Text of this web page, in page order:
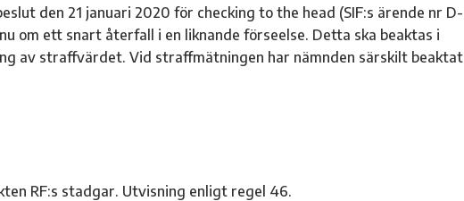
den 21 januari 2020 för checking to the head (SIF:s ärende nr D-
om ett snart återfall i en liknande förseelse. Detta ska beaktas i
av straffvärdet. Vid straffmätningen har nämnden särskilt beaktat
RF:s stadgar. Utvisning enligt regel 46.